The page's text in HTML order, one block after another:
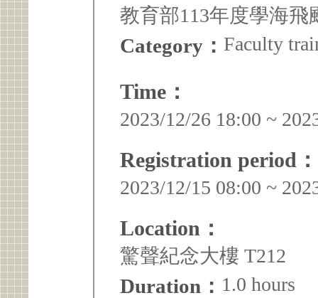
教育部113年度學海
Category： Faculty
Time：
2023/12/26 18:00 ~
Registration period：
2023/12/15 08:00 ~
Location：
驚聲紀念大樓 T212
Duration： 1.0 hours